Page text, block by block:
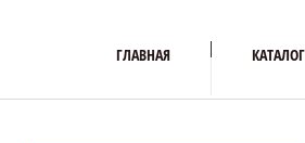
ГЛАВНАЯ